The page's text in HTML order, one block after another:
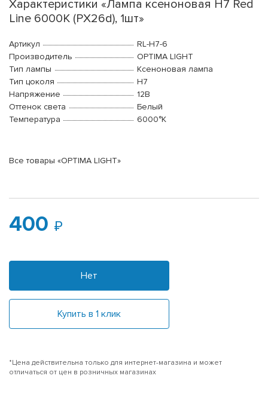
Характеристики «Лампа ксеноновая H7 Red
Line 6000K (PX26d), 1шт»
Артикул
RL-H7-6
Производитель
OPTIMA LIGHT
Тип лампы
Ксеноновая лампа
Тип цоколя
H7
Напряжение
12В
Оттенок света
Белый
Температура
6000°K
Все товары «OPTIMA LIGHT»
400
Нет
Купить в 1 клик
*Цена действительна только для интернет-магазина и может
отличаться от цен в розничных магазинах